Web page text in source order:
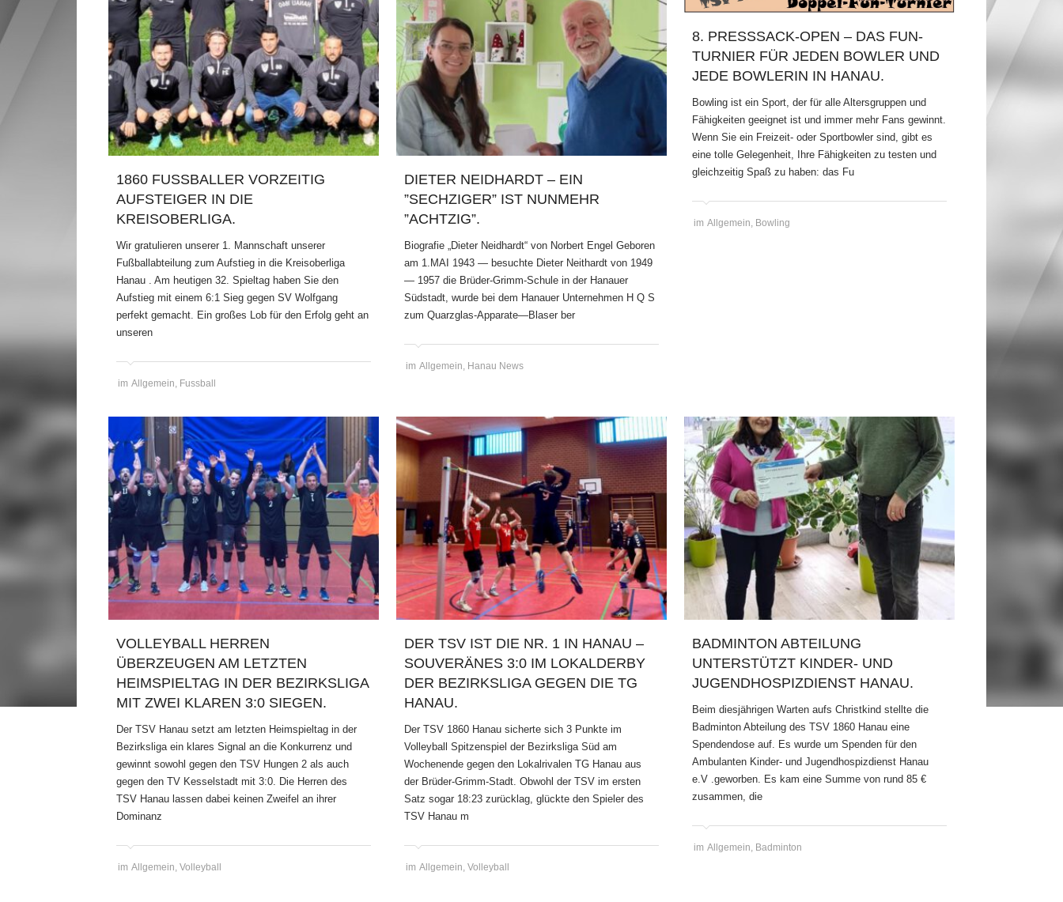
1860 FUSSBALLER VORZEITIG
AUFSTEIGER IN DIE
KREISOBERLIGA.
Wir gratulieren unserer 1. Mannschaft unserer
Fußballabteilung zum Aufstieg in die Kreisoberliga
Hanau . Am heutigen 32. Spieltag haben Sie den
Aufstieg mit einem 6:1 Sieg gegen SV Wolfgang
perfekt gemacht. Ein großes Lob für den Erfolg geht an
unseren
im Allgemein, Fussball
DIETER NEIDHARDT – EIN
”SECHZIGER” IST NUNMEHR
”ACHTZIG”.
Biografie „Dieter Neidhardt“ von Norbert Engel Geboren
am 1.MAI 1943 — besuchte Dieter Neithardt von 1949
— 1957 die Brüder-Grimm-Schule in der Hanauer
Südstadt, wurde bei dem Hanauer Unternehmen H Q S
zum Quarzglas-Apparate—Blaser ber
im Allgemein, Hanau News
8. PRESSSACK-OPEN – DAS FUN-T
URNIER FÜR JEDEN BOWLER UND J
EDE BOWLERIN IN HANAU.
Bowling ist ein Sport, der für alle Altersgruppen und
Fähigkeiten geeignet ist und immer mehr Fans gewinnt.
Wenn Sie ein Freizeit- oder Sportbowler sind, gibt es
eine tolle Gelegenheit, Ihre Fähigkeiten zu testen und
gleichzeitig Spaß zu haben: das Fu
im Allgemein, Bowling
VOLLEYBALL HERREN
ÜBERZEUGEN AM LETZTEN
HEIMSPIELTAG IN DER BEZIRKSLIGA
MIT ZWEI KLAREN 3:0 SIEGEN.
Der TSV Hanau setzt am letzten Heimspieltag in der
Bezirksliga ein klares Signal an die Konkurrenz und
gewinnt sowohl gegen den TSV Hungen 2 als auch
gegen den TV Kesselstadt mit 3:0. Die Herren des
TSV Hanau lassen dabei keinen Zweifel an ihrer
Dominanz
im Allgemein,Volleyball
DER TSV IST DIE NR. 1 IN HANAU –
SOUVERÄNES 3:0 IM LOKALDERBY
DER BEZIRKSLIGA GEGEN DIE TG
HANAU.
Der TSV 1860 Hanau sicherte sich 3 Punkte im
Volleyball Spitzenspiel der Bezirksliga Süd am
Wochenende gegen den Lokalrivalen TG Hanau aus
der Brüder-Grimm-Stadt. Obwohl der TSV im ersten
Satz sogar 18:23 zurücklag, glückte den Spieler des
TSV Hanau m
im Allgemein,Volleyball
BADMINTON ABTEILUNG
UNTERSTÜTZT KINDER- UND
JUGENDHOSPIZDIENST HANAU.
Beim diesjährigen Warten aufs Christkind stellte die
Badminton Abteilung des TSV 1860 Hanau eine
Spendendose auf. Es wurde um Spenden für den
Ambulanten Kinder- und Jugendhospizdienst Hanau
e.V .geworben. Es kam eine Summe von rund 85 €
zusammen, die
im Allgemein, Badminton